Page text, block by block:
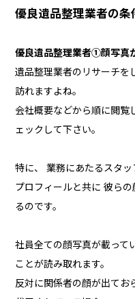
優良遺品整理業者の条
優良遺品整理業者①顔写真
遺品整理業者のリサーチを
訪れますよね。
会社概要などから順に閲覧
ェックして下さい。
特に、 業務にあたるスタッ
プロフィールと共に 彼ら
るのです。
社員全ての顔写真が載って
ことが読み取れます。
反対に関係者の顔が出てお